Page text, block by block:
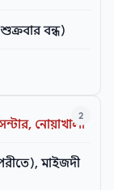
বন্ধ)
2
নোয়াখালী
মাইজদী